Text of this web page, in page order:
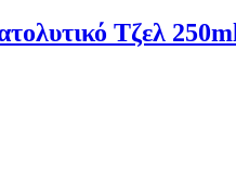
Τζελ 250ml